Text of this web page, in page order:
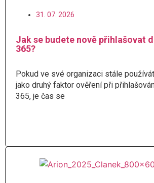
31. 07. 2026
Jak se budete nově přihlašovat
365?
Pokud ve své organizaci stále
jako druhý faktor ověření při
365, je čas se